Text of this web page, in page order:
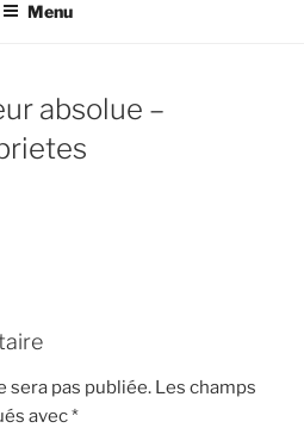
Menu
absolue –
sera pas publiée. Les champs
avec*